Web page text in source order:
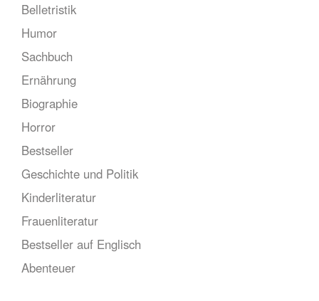
Belletristik
Humor
Sachbuch
Ernährung
Biographie
Horror
Bestseller
Geschichte und Politik
Kinderliteratur
Frauenliteratur
Bestseller auf Englisch
Abenteuer